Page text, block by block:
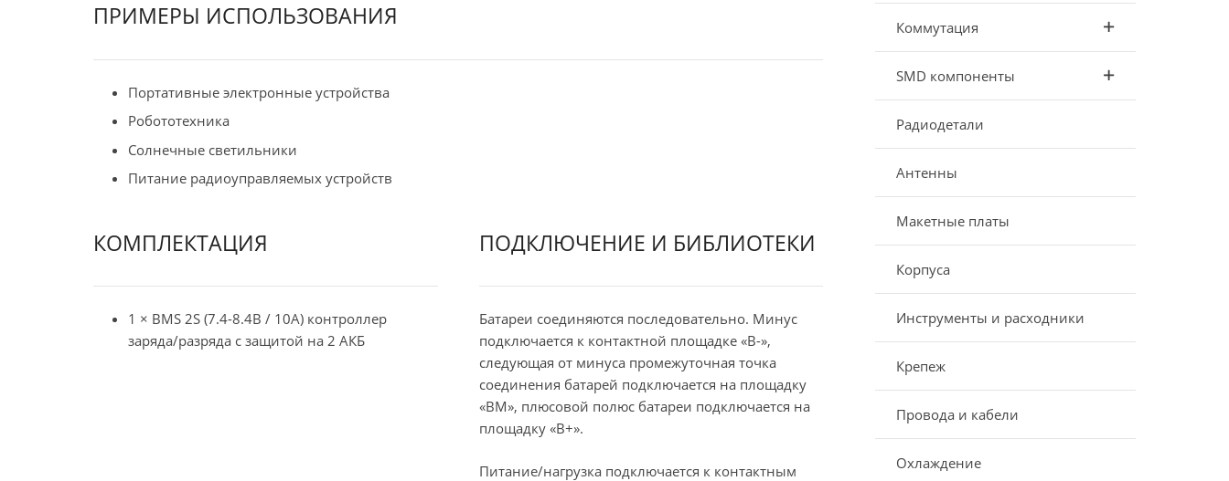
ПРИМЕРЫ ИСПОЛЬЗОВАНИЯ
Портативные электронные устройства
Робототехника
Солнечные светильники
Питание радиоуправляемых устройств
КОМПЛЕКТАЦИЯ
1 × BMS 2S (7.4-8.4В / 10А) контроллер
заряда/разряда с защитой на 2 АКБ
ПОДКЛЮЧЕНИЕ И БИБЛИОТЕКИ
Батареи соединяются последовательно. Минус
подключается к контактной площадке «B-»,
следующая от минуса промежуточная точка
соединения батарей подключается на площадку
«BM», плюсовой полюс батареи подключается на
площадку «B+».
Питание/нагрузка подключается к контактным
Коммутация
SMD компоненты
Радиодетали
Антенны
Макетные платы
Корпуса
Инструменты и расходники
Крепеж
Провода и кабели
Охлаждение